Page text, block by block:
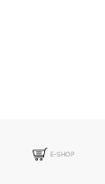
E-SHOP